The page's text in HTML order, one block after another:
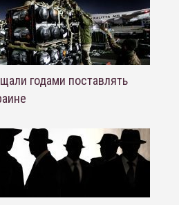
годами поставлять